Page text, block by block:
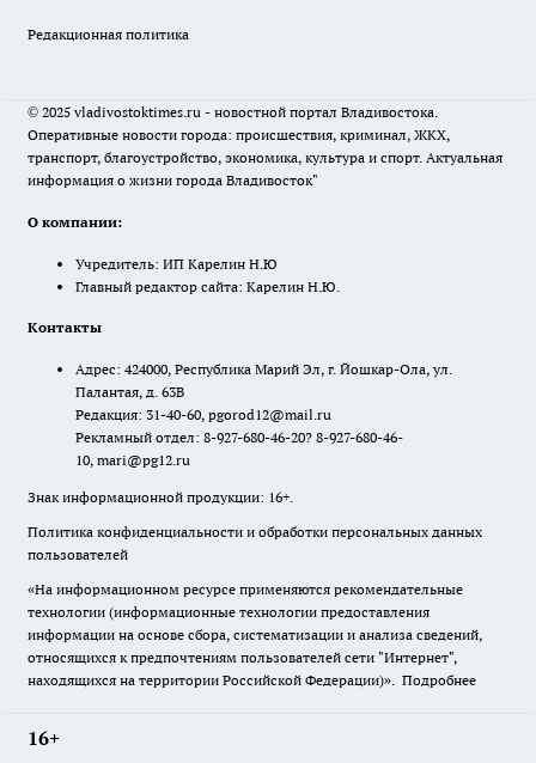
Редакционная политика
© 2025 vladivostoktimes.ru - новостной портал Владивостока.
Оперативные новости города: происшествия, криминал, ЖКХ,
транспорт, благоустройство, экономика, культура и спорт. Актуальная
информация о жизни города Владивосток"
О компании:
Учредитель: ИП Карелин Н.Ю
Главный редактор сайта: Карелин Н.Ю.
Контакты
Адрес: 424000, Республика Марий Эл, г. Йошкар-Ола, ул.
Палантая, д. 63В
Редакция: 31-40-60, pgorod12@mail.ru
Рекламный отдел: 8-927-680-46-20? 8-927-680-46-
10, mari@pg12.ru
Знак информационной продукции: 16+.
Политика конфиденциальности и обработки персональных данных
пользователей
«На информационном ресурсе применяются рекомендательные
технологии (информационные технологии предоставления
информации на основе сбора, систематизации и анализа сведений,
относящихся к предпочтениям пользователей сети "Интернет",
находящихся на территории Российской Федерации)». Подробнее
16+